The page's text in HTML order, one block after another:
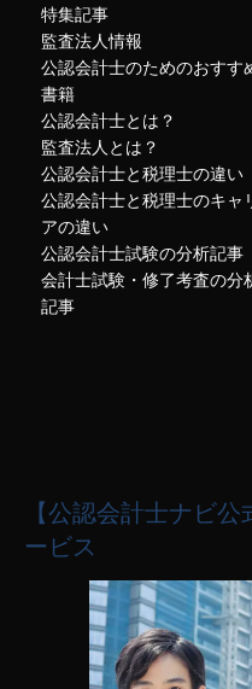
特集記事
監査法人情報
公認会計士のためのおすす
書籍
公認会計士とは？
監査法人とは？
公認会計士と税理士の違い
公認会計士と税理士のキャ
アの違い
公認会計士試験の分析記事
会計士試験・修了考査の分
記事
【公認会計士ナビ
ービス